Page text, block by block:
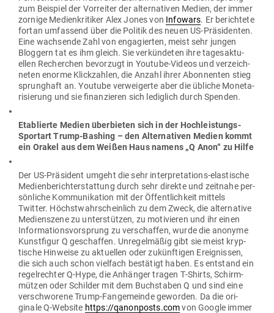
zum Bei­spiel der Vor­reiter der alter­na­tiven Medien, der immer
zornige Medi­en­kri­tiker Alex Jones von Infowars. Er berichtete
fortan umfassend über die Politik des neuen US-Prä­si­denten.
Eine wach­sende Zahl von enga­gierten, meist sehr jungen
Bloggern tat es ihm gleich. Sie ver­kün­deten ihre tages­ak­tu­
ellen Recherchen bevorzugt in Youtube-Videos und ver­zeich­
neten enorme Klick­zahlen, die Anzahl ihrer Abon­nenten stieg
sprunghaft an. Youtube ver­wei­gerte aber die übliche Mone­ta­
ri­sierung und sie finan­zieren sich lediglich durch Spenden.
Eta­blierte Medien über­bieten sich in der Hoch­leis­tungs-
Sportart Trump-Bashing – den Alter­na­tiven Medien kommt
ein Orakel aus dem Weißen Haus namens „Q Anon“ zu Hilfe
Der US-Prä­sident umgeht die sehr inter­pre­ta­tions-elas­tische
Medi­en­be­richt­erstattung durch sehr direkte und zeitnahe per­
sön­liche Kom­mu­ni­kation mit der Öffent­lichkeit mittels
Twitter. Höchst­wahr­scheinlich zu dem Zweck, die alter­native
Medi­en­szene zu unter­stützen, zu moti­vieren und ihr einen
Infor­ma­ti­ons­vor­sprung zu ver­schaffen, wurde die anonyme
Kunst­figur Q geschaffen. Unre­gel­mäßig gibt sie meist kryp­
tische Hin­weise zu aktu­ellen oder zukünf­tigen Ereig­nissen,
die sich auch schon vielfach bestätigt haben. Es ent­stand ein
regel­rechter Q‑Hype, die Anhänger tragen T‑Shirts, Schirm­
mützen oder Schilder mit dem Buch­staben Q und sind eine
ver­schworene Trump-Fan­ge­meinde geworden. Da die ori­
ginale Q‑Website https://qanonposts.comvon Google immer